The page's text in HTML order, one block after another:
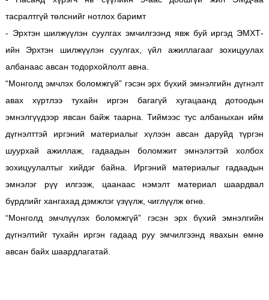
тасралтгүй төлснийг нотлох баримт
- Эрхтэн шилжүүлэн суулгах эмчилгээнд явж буй иргэд ЭМХТ-
ийн Эрхтэн шилжүүлэн суулгах, үйл ажиллагааг зохицуулах
албанаас авсан тодорхойлолт авна.
“Монголд эмчлэх боломжгүй” гэсэн эрх бүхий эмнэлгийн дүгнэлт
авах хүртлээ тухайн иргэн багагүй хугацаанд дотоодын
эмнэлгүүдээр явсан байж таарна. Тиймээс тус албаныхан ийм
дүгнэлттэй иргэний материалыг хүлээн авсан даруйд түргэн
шуурхай ажиллаж, гадаадын боломжит эмнэлэгтэй холбох
зохицуулалтыг хийдэг байна. Иргэний материалыг гадаадын
эмнэлэг рүү илгээж, цаанаас нэмэлт материал шаардвал
бүрдлийг хангахад дэмжлэг үзүүлж, чиглүүлж өгнө.
“Монголд эмчлүүлэх боломжгүй” гэсэн эрх бүхий эмнэлгийн
дүгнэлтийг тухайн иргэн гадаад руу эмчилгээнд явахын өмнө
авсан байх шаардлагатай.